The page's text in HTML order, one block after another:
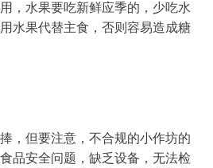
，水果要吃新鲜应季的，少吃水
水果代替主食，否则容易造成糖
，但要注意，不合规的小作坊的
品安全问题，缺乏设备，无法检